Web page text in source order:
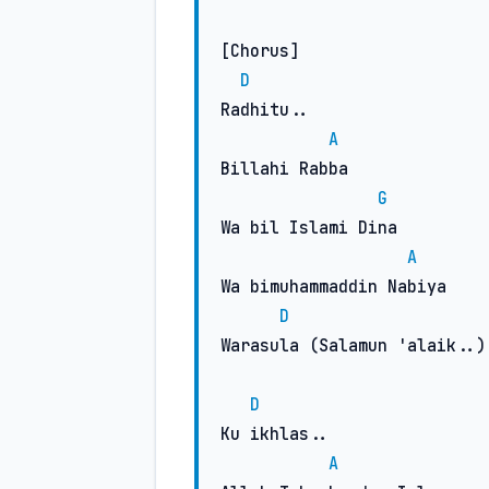
[Chorus]
D
Radhitu..
A
Billahi Rabba
G
Wa bil Islami Dina
A
Wa bimuhammaddin Nabiya
D
Warasula (Salamun 'alaik..)
D
Ku ikhlas..
A